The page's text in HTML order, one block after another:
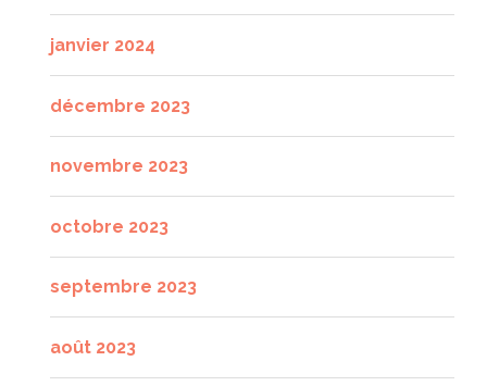
janvier 2024
décembre 2023
novembre 2023
octobre 2023
septembre 2023
août 2023